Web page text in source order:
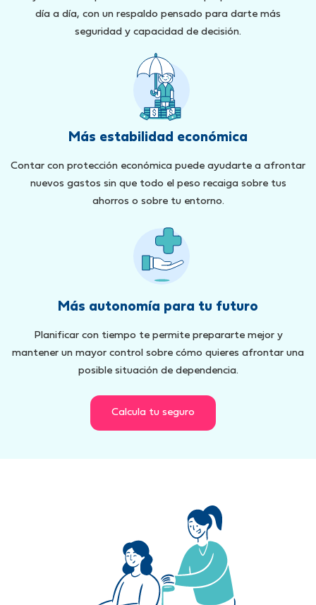
día a día, con un respaldo pensado para darte más
seguridad y capacidad de decisión.
Más estabilidad económica
Contar con protección económica puede ayudarte a afrontar
nuevos gastos sin que todo el peso recaiga sobre tus
ahorros o sobre tu entorno.
Más autonomía para tu futuro
Planificar con tiempo te permite prepararte mejor y
mantener un mayor control sobre cómo quieres afrontar una
posible situación de dependencia.
Calcula tu seguro